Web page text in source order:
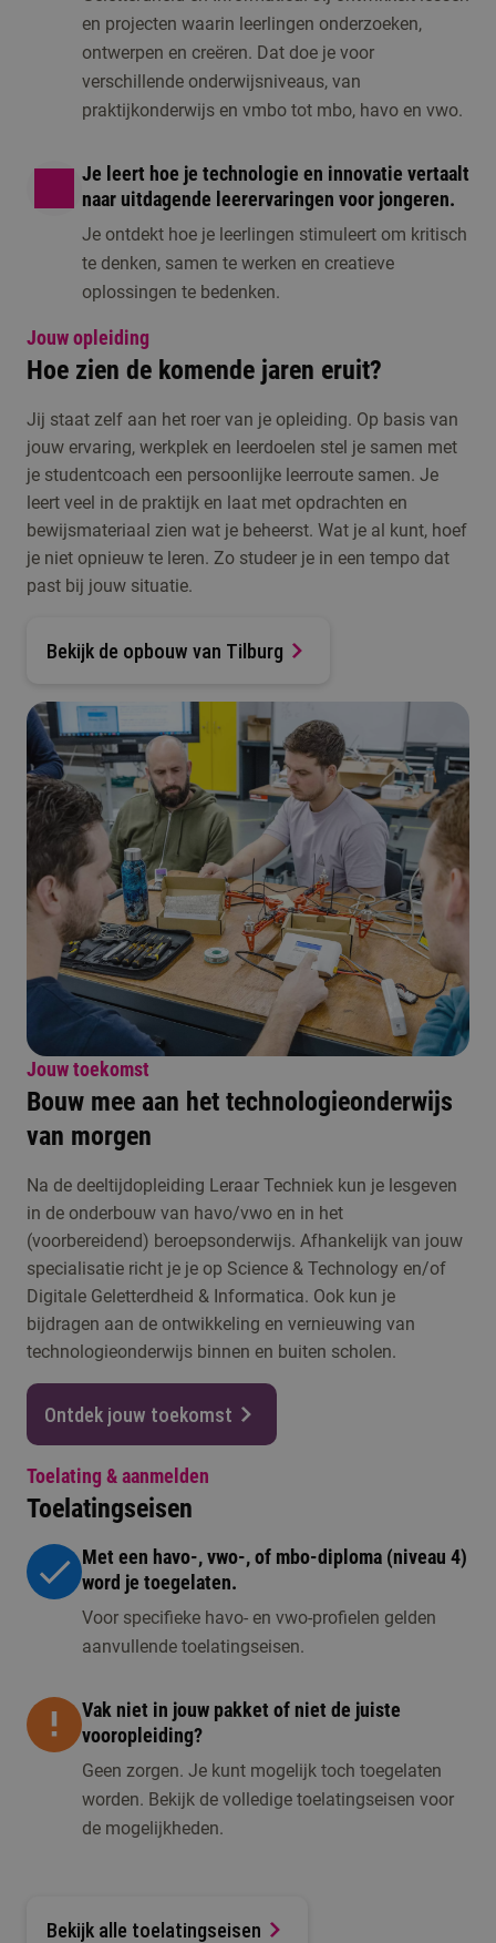
en projecten waarin leerlingen onderzoeken,
ontwerpen en creëren. Dat doe je voor
verschillende onderwijsniveaus, van
praktijkonderwijs en vmbo tot mbo, havo en vwo.
Je leert hoe je technologie en innovatie vertaalt
naar uitdagende leerervaringen voor jongeren.
Je ontdekt hoe je leerlingen stimuleert om kritisch
te denken, samen te werken en creatieve
oplossingen te bedenken.
Jouw opleiding
Hoe zien de komende jaren eruit?
Jij staat zelf aan het roer van je opleiding. Op basis van
jouw ervaring, werkplek en leerdoelen stel je samen met
je studentcoach een persoonlijke leerroute samen. Je
leert veel in de praktijk en laat met opdrachten en
bewijsmateriaal zien wat je beheerst. Wat je al kunt, hoef
je niet opnieuw te leren. Zo studeer je in een tempo dat
past bij jouw situatie.
Bekijk de opbouw van Tilburg
Jouw toekomst
Bouw mee aan het technologieonderwijs
van morgen
Na de deeltijdopleiding Leraar Techniek kun je lesgeven
in de onderbouw van havo/vwo en in het
(voorbereidend) beroepsonderwijs. Afhankelijk van jouw
specialisatie richt je je op Science & Technology en/of
Digitale Geletterdheid & Informatica. Ook kun je
bijdragen aan de ontwikkeling en vernieuwing van
technologieonderwijs binnen en buiten scholen.
Ontdek jouw toekomst
Toelating & aanmelden
Toelatingseisen
Met een havo-, vwo-, of mbo-diploma (niveau 4)
word je toegelaten.
Voor specifieke havo- en vwo-profielen gelden
aanvullende toelatingseisen.
Vak niet in jouw pakket of niet de juiste
vooropleiding?
Geen zorgen. Je kunt mogelijk toch toegelaten
worden. Bekijk de volledige toelatingseisen voor
de mogelijkheden.
Bekijk alle toelatingseisen